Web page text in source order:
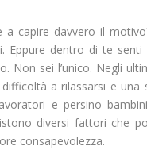
capire davvero il
Eppure dentro di te
Non sei l’unico. Negli
a rilassarsi e
e persino
diversi fattori che
consapevolezza.